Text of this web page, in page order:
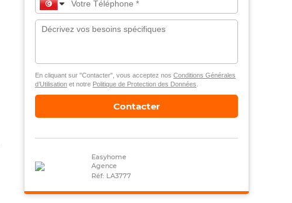
En cliquant sur "Contacter", vous acceptez nos Conditions Générales
d’Utilisationet notre Politique de Protection des Données
Contacter
Easyhome
Agence
Réf: LA3777